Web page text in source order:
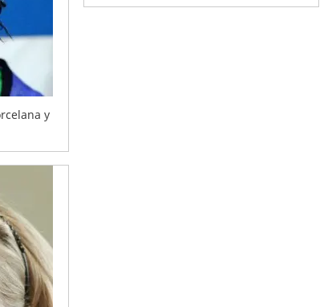
y